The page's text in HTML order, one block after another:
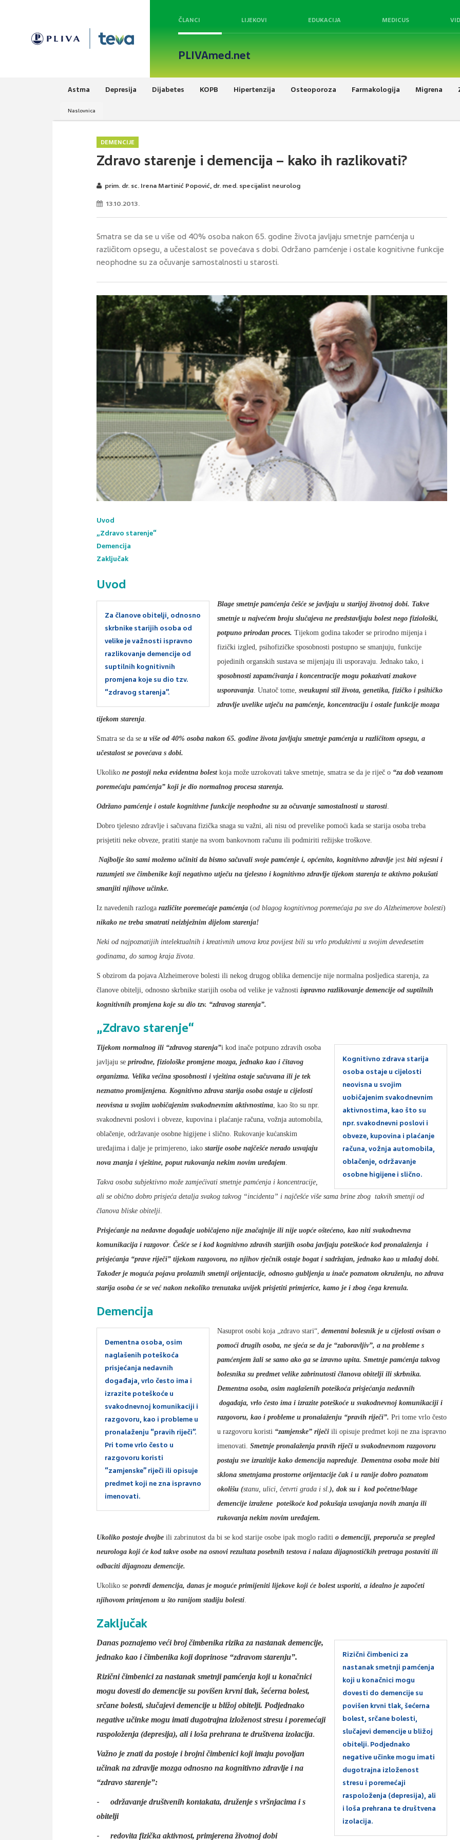
ČLANCI LIJEKOVI EDUKACIJA MEDICUS
PLIVAmed.net
Astma Depresija Dijabetes KOPB Hipertenzija Osteoporoza Farmakologija Migrena
Naslovnica
DEMENCIJE
Zdravo starenje i demencija – kako ih razlikovati?
prim. dr. sc. Irena Martinić Popović, dr. med. specijalist neurolog
13.10.2013.
Smatra se da se u više od 40% osoba nakon 65. godine života javljaju smetnje pamćenja u
različitom opsegu, a učestalost se povećava s dobi. Održano pamćenje i ostale kognitivne funkcije
neophodne su za očuvanje samostalnosti u starosti.
Uvod
„Zdravo starenje“
Demencija
Zaključak
Uvod
Za članove obitelji, odnosno
skrbnike starijih osoba od
velike je važnosti ispravno
razlikovanje demencije od
suptilnih kognitivnih
promjena koje su dio tzv.
“zdravog starenja”.
Blage smetnje pamćenja češće se javljaju u starijoj životnoj dobi. Takve
smetnje u najvećem broju slučajeva ne predstavljaju bolest nego fiziološki,
potpuno prirodan proces. Tijekom godina također se prirodno mijenja i
fizički izgled, psihofizičke sposobnosti postupno se smanjuju, funkcije
pojedinih organskih sustava se mijenjaju ili usporavaju. Jednako tako, i
sposobnosti zapamćivanja i koncentracije mogu pokazivati znakove
usporavanja . Unatoč tome,sveukupni stil života, genetika, fizičko i psihičko
zdravlje uvelike utječu na pamćenje, koncentraciju i ostale funkcije mozga
tijekom starenja
Smatra se da seu više od 40% osoba nakon 65. godine života javljaju smetnje pamćenja u različitom opsegu, a
učestalost se povećava s dobi.
Ukolikone postoji neka evidentna bolestkoja može uzrokovati takve smetnje, smatra se da je riječ o “za dob vezanom
poremećaju pamćenja” koji je dio normalnog procesa starenja.
Održano pamćenje i ostale kognitivne funkcije neophodne su za očuvanje samostalnosti u starosti
Dobro tjelesno zdravlje i sačuvana fizička snaga su važni, ali nisu od prevelike pomoći kada se starija osoba treba
prisjetiti neke obveze, pratiti stanje na svom bankovnom računu ili podmiriti režijske troškove.
Najbolje što sami možemo učiniti da bismo sačuvali svoje pamćenje i, općenito, kognitivno zdravlje jestbiti svjesni i
razumjeti sve čimbenike koji negativno utječu na tjelesno i kognitivno zdravlje tijekom starenja te aktivno pokušati
smanjiti njihove učinke.
Iz navedenih razlogarazličite poremećaje pamćenja (od blagog kognitivnog poremećaja pa sve do Alzheimerove bolesti)
nikako ne treba smatrati neizbježnim dijelom starenja!
Neki od najpoznatijih intelektualnih i kreativnih umova kroz povijest bili su vrlo produktivni u svojim devedesetim
godinama, do samog kraja života
S obzirom da pojava Alzheimerove bolesti ili nekog drugog oblika demencije nije normalna posljedica starenja, za
članove obitelji, odnosno skrbnike starijih osoba od velike je važnostiispravno razlikovanje demencije od suptilnih
kognitivnih promjena koje su dio tzv. “zdravog starenja”.
„Zdravo starenje“
Kognitivno zdrava starija
osoba ostaje u cijelosti
neovisna u svojim
uobičajenim svakodnevnim
aktivnostima, kao što su
npr. svakodnevni poslovi i
obveze, kupovina i plaćanje
računa, vožnja automobila,
oblačenje, održavanje
osobne higijene i slično.
Tijekom normalnog ili “zdravog starenja”i kod inače potpuno zdravih osoba
javljaju seprirodne, fiziološke promjene mozga, jednako kao i čitavog
organizma. Velika većina sposobnosti i vještina ostaje sačuvana ili je tek
neznatno promijenjena. Kognitivno zdrava starija osoba ostaje u cijelosti
neovisna u svojim uobičajenim svakodnevnim aktivnostima , kao što su npr.
svakodnevni poslovi i obveze, kupovina i plaćanje računa, vožnja automobila,
oblačenje, održavanje osobne higijene i slično. Rukovanje kućanskim
uređajima i dalje je primjereno, iakostarije osobe najčešće nerado usvajaju
nova znanja i vještine, poput rukovanja nekim novim uređajem
Takva osoba subjektivno može zamjećivati smetnje pamćenja i koncentracije,
ali se obično dobro prisjeća detalja svakog takvog “incidenta” i najčešće više sama brine zbog takvih smetnji od
članova bliske obitelji
Prisjećanje na nedavne događaje uobičajeno nije značajnije ili nije uopće oštećeno, kao niti svakodnevna
komunikacija i razgovor.Češće se i kod kognitivno zdravih starijih osoba javljaju poteškoće kod pronalaženja i
prisjećanja “prave riječi” tijekom razgovora, no njihov rječnik ostaje bogat i sadržajan, jednako kao u mlađoj dobi.
Također je moguća pojava prolaznih smetnji orijentacije, odnosno gubljenja u inače poznatom okruženju, no zdrava
starija osoba će se već nakon nekoliko trenutaka uvijek prisjetiti primjerice, kamo je i zbog čega krenula.
Demencija
Dementna osoba, osim
naglašenih poteškoća
prisjećanja nedavnih
događaja, vrlo često ima i
izrazite poteškoće u
svakodnevnoj komunikaciji i
razgovoru, kao i probleme u
pronalaženju “pravih riječi”.
Pri tome vrlo često u
razgovoru koristi
“zamjenske” riječi ili opisuje
predmet koji ne zna ispravno
imenovati.
Nasuprot osobi koja „zdravo stari“,dementni bolesnik je u cijelosti ovisan o
pomoći drugih osoba, ne sjeća se da je “zaboravljiv”, a na probleme s
pamćenjem žali se samo ako ga se izravno upita. Smetnje pamćenja takvog
bolesnika su predmet velike zabrinutosti članova obitelji ili skrbnika.
Dementna osoba, osim naglašenih poteškoća prisjećanja nedavnih
događaja, vrlo često ima i izrazite poteškoće u svakodnevnoj komunikaciji i
razgovoru, kao i probleme u pronalaženju “pravih riječi”. Pri tome vrlo često
u razgovoru koristi “zamjenske” riječi ili opisuje predmet koji ne zna ispravno
imenovati.Smetnje pronalaženja pravih riječi u svakodnevnom razgovoru
postaju sve izrazitije kako demencija napreduje Dementna osoba može biti
sklona smetnjama prostorne orijentacije čak i u ranije dobro poznatom
okolišu (stanu, ulici, četvrti grada i sl. ), dok su i kod početne/blage
demencije izražene poteškoće kod pokušaja usvajanja novih znanja ili
rukovanja nekim novim uređajem.
Ukoliko postoje dvojbe ili zabrinutost da bi se kod starije osobe ipak moglo raditio demenciji, preporuča se pregled
neurologa koji će kod takve osobe na osnovi rezultata posebnih testova i nalaza dijagnostičkih pretraga postaviti ili
odbaciti dijagnozu demencije.
Ukoliko sepotvrdi demencija, danas je moguće primijeniti lijekove koji će bolest usporiti, a idealno je započeti
njihovom primjenom u što ranijom stadiju bolesti
Zaključak
Rizični čimbenici za
nastanak smetnji pamćenja
koji u konačnici mogu
dovesti do demencije su
povišen krvni tlak, šećerna
bolest, srčane bolesti,
slučajevi demencije u bližoj
obitelji. Podjednako
negative učinke mogu imati
dugotrajna izloženost
stresu i poremećaji
raspoloženja (depresija), ali
i loša prehrana te društvena
izolacija.
Danas poznajemo veći broj čimbenika rizika za nastanak demencije,
jednako kao i čimbenika koji doprinose “zdravom starenju”.
Rizični čimbenici za nastanak smetnji pamćenja koji u konačnici
mogu dovesti do demencije su povišen krvni tlak, šećerna bolest,
srčane bolesti, slučajevi demencije u bližoj obitelji. Podjednako
negative učinke mogu imati dugotrajna izloženost stresu i poremećaji
raspoloženja (depresija), ali i loša prehrana te društvena izolacija.
Važno je znati da postoje i brojni čimbenici koji imaju povoljan
učinak na zdravlje mozga odnosno na kognitivno zdravlje i na
“zdravo starenje”:
-
održavanje društvenih kontakata, druženje s vršnjacima i s
obitelji
- redovita fizička aktivnost, primjerena životnoj dobi